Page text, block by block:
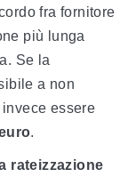
fra fornitore
più lunga
Se la
a non
essere
.
rateizzazione